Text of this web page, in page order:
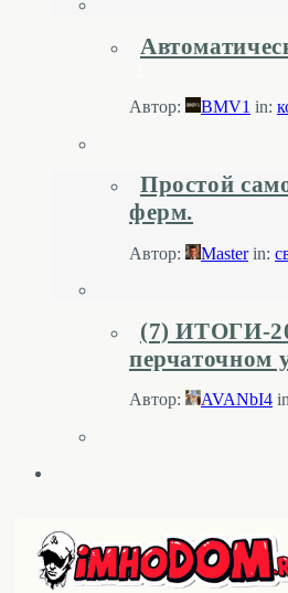
Автор: BMV1 in:
Простой
ферм.
Автор: Master in:
(7) ИТОГИ-
перчаточном
Автор: AVANbI4